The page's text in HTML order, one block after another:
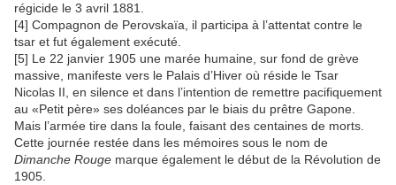
régicide le 3 avril 1881.
[4] Compagnon de Perovskaïa, il participa à l’attentat contre le
tsar et fut également exécuté.
[5] Le 22 janvier 1905 une marée humaine, sur fond de grève
massive, manifeste vers le Palais d’Hiver où réside le Tsar
Nicolas II, en silence et dans l’intention de remettre pacifiquement
au «Petit père» ses doléances par le biais du prêtre Gapone.
Mais l’armée tire dans la foule, faisant des centaines de morts.
Cette journée restée dans les mémoires sous le nom de
Dimanche Rouge marque également le début de la Révolution de
1905.